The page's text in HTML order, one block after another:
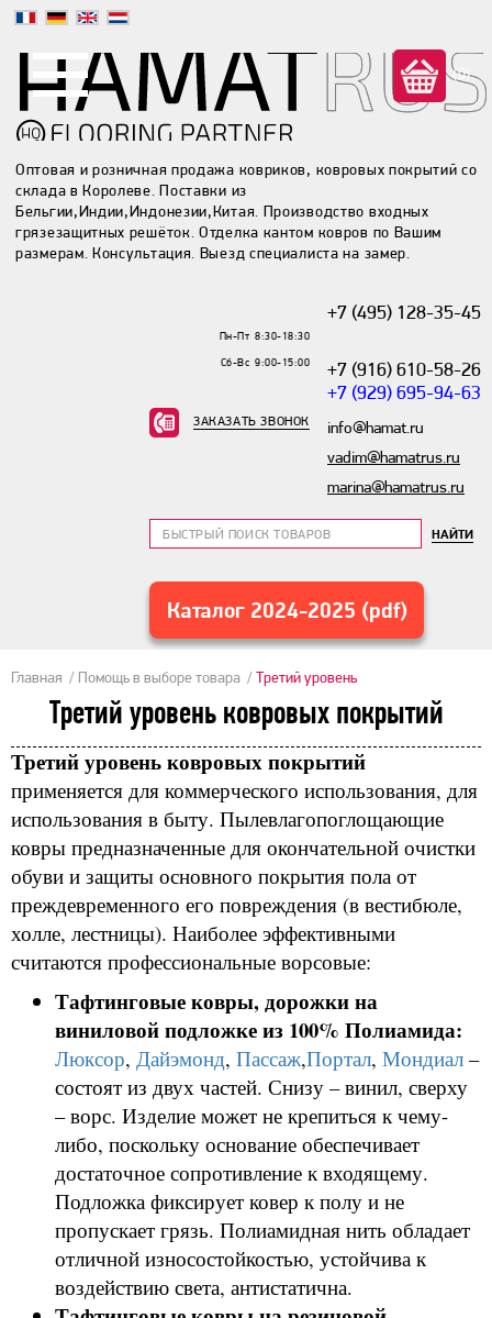
Оптовая и розничная продажа ковриков, ковровых покрытий со
склада в Королеве. Поставки из
Бельгии,Индии,Индонезии,Китая. Производство входных
грязезащитных решёток. Отделка кантом ковров по Вашим
размерам. Консультация. Выезд специалиста на замер.
(0)
+7 (495) 128-35-45
+7 (916) 610-58-26
+7 (929) 695-94-63
info@hamat.ru
vadim@hamatrus.ru
marina@hamatrus.ru
Пн-Пт 8:30-18:30
Сб-Вс 9:00-15:00
ЗАКАЗАТЬ ЗВОНОК
НАЙТИ
Каталог 2024-2025 (pdf)
Главная Помощь в выборе товара Третий уровень
Третий уровень ковровых покрытий
Третий уровень ковровых покрытий
применяется для коммерческого использования, для
использования в быту. Пылевлагопоглощающие
ковры предназначенные для окончательной очистки
обуви и защиты основного покрытия пола от
преждевременного его повреждения (в вестибюле,
холле, лестницы). Наиболее эффективными
считаются профессиональные ворсовые:
Тафтинговые ковры, дорожки на
виниловой подложке из 100% Полиамида:
Люксор, Дайэмонд, Пассаж,Портал, Мондиал –
состоят из двух частей. Снизу – винил, сверху
– ворс. Изделие может не крепиться к чему-
либо, поскольку основание обеспечивает
достаточное сопротивление к входящему.
Подложка фиксирует ковер к полу и не
пропускает грязь. Полиамидная нить обладает
отличной износостойкостью, устойчива к
воздействию света, антистатична.